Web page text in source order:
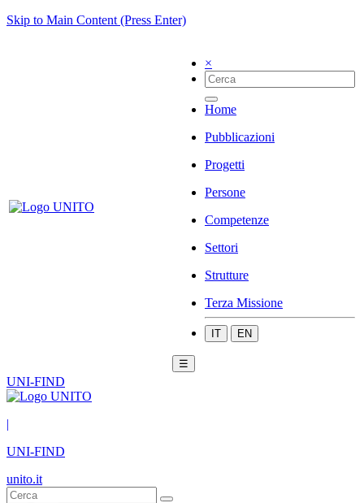
Skip to Main Content (Press Enter)
×
Home
Pubblicazioni
Progetti
Persone
Competenze
Settori
Strutture
Terza Missione
IT EN
☰
UNI-FIND
|
UNI-FIND
unito.it